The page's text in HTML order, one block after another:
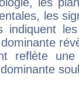
les
les
indiquent
reflète